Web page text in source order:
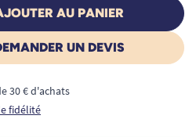
AU PANIER
UN DEVIS
30 € d'achats
fidélité